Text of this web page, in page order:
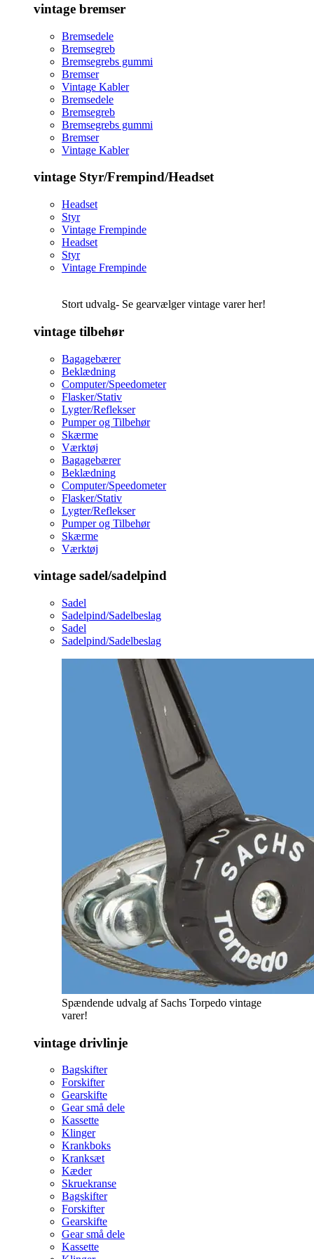
vintage bremser
Bremsedele
Bremsegreb
Bremsegrebs gummi
Bremser
Vintage Kabler
Bremsedele
Bremsegreb
Bremsegrebs gummi
Bremser
Vintage Kabler
vintage Styr/Frempind/Headset
Headset
Styr
Vintage Frempinde
Headset
Styr
Vintage Frempinde
Stort udvalg- Se gearvælger vintage varer her!
vintage tilbehør
Bagagebærer
Beklædning
Computer/Speedometer
Flasker/Stativ
Lygter/Reflekser
Pumper og Tilbehør
Skærme
Værktøj
Bagagebærer
Beklædning
Computer/Speedometer
Flasker/Stativ
Lygter/Reflekser
Pumper og Tilbehør
Skærme
Værktøj
vintage sadel/sadelpind
Sadel
Sadelpind/Sadelbeslag
Sadel
Sadelpind/Sadelbeslag
Spændende udvalg af Sachs Torpedo vintage
varer!
vintage drivlinje
Bagskifter
Forskifter
Gearskifte
Gear små dele
Kassette
Klinger
Krankboks
Kranksæt
Kæder
Skruekranse
Bagskifter
Forskifter
Gearskifte
Gear små dele
Kassette